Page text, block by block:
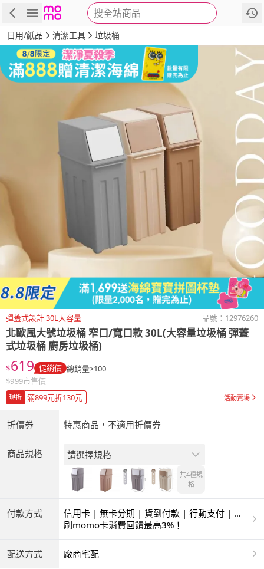
搜全站商品
商品 評價 詳情
日用/紙品 清潔工具 垃圾桶
彈蓋式設計 30L大容量 品號： 12976260
北歐風大號垃圾桶 窄口/寬口款 30L(大容量垃圾桶 彈蓋
式垃圾桶 廚房垃圾桶)
$619 促銷價 總銷量>100
$999市售價
現折 滿899元折130元 活動賣場
折價券 特惠商品，不適用折價券
商品規格 請選擇規格
共4種規
格
付款方式
信用卡 | 無卡分期 | 貨到付款 | 行動支付 | 超
商付款 | ATM | 銀聯卡
刷momo卡消費回饋最高3%！
配送方式 廠商宅配